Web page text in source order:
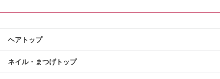
ヘアトップ
ネイル・まつげトップ